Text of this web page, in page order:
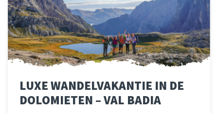
LUXE WANDELVAKANTIE IN DE
DOLOMIETEN – VAL BADIA